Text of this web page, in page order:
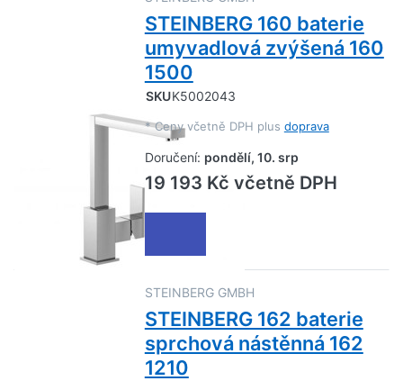
STEINBERG 160 baterie
umyvadlová zvýšená 160
1500
SKUK5002043
* Ceny včetně DPH plus doprava
Doručení: pondělí, 10. srp
19 193 Kč včetně DPH
STEINBERG GMBH
STEINBERG 162 baterie
sprchová nástěnná 162
1210